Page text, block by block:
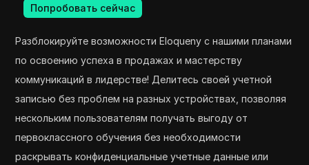
Попробовать сейчас
Разблокируйте возможности Eloqueny с нашими планами
по освоению успеха в продажах и мастерству
коммуникаций в лидерстве! Делитесь своей учетной
записью без проблем на разных устройствах, позволяя
нескольким пользователям получать выгоду от
первоклассного обучения без необходимости
раскрывать конфиденциальные учетные данные или